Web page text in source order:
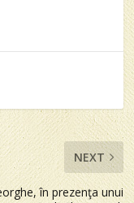
NEXT
în prezenţa unui